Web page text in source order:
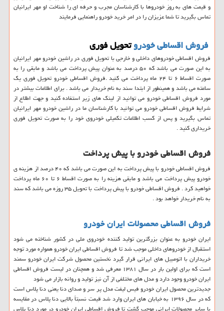
و قیمت های به روز خودروها با کارشناسان مجرب و حرفه ای را شناخت او مهر ایرانیان
تماس بگیرید تا شما عزیزان را در امر خرید خودرو راهنمایی فرمایند
فروش اقساطی خودروتحویل فوری
فروش اقساطی خودروهای داخلی و خارجی با تحویل فوری در راشین خودرو مهر ایرانیان
به این صورت می باشد که ۵۰ درصد به عنوان پیش پرداخت می باشد و مابقی را به
صورت اقساط ۶ تا ۲۴ ماه پرداخت می کنید
.فروش اقساطی خودرو تحویل فوری یک
ساعته می باشد و همینطور از ابتدا سند به نام خریدار می باشد . برای اطلاعات بیشتر در
مورد فروش اقساطی خودرو می توانید از لینک های زیر استفاده کنید و جهت اطلاع از
شرایط فروش اقساطی خودرو می توانید با کارشناسان ما در راشین خودرو مهر ایرانیان
تماس بگیرید و پس از کسب اطلاعات تکمیلی خودروی خود را به صورت تحویل فوری
خریداری کنید .
فروش اقساطی خودرو با پیش پرداخت
فروش اقساطی خودرو با پیش پرداخت به این صورت می باشد که ۴۰ درصد از هزینه ی
خودرو پیش پرداخت می باشد و مابقی هزینه را به صورت اقساط ۶ تا ۶۰ ماه پرداخت
خواهید کرد . فروش اقساطی خودرو با پیش پرداخت با تحویل ۳۵ روزه می باشد که سند
به نام خریدار خواهد بود .
فروش اقساطی محصولات ایران خودرو
ایران خودرو به عنوان بزرگترین تولید کننده خودروی ملی در کشور شناخته می شود
استقبال از خودروهای داخلی موجب شد تا فروش اقساطی ایران خودرو همواره مورد توجه
خریداران با اتومبیل های ایرانی قرار گیرد نخستین محصول شرکت ایران خودرو سمند
است که برای اولین بار در سال ۱۳۸۱ معرفی شد و همچنان در لیست فروش اقساطی
ایران خودرو وجود دارد و مدل های مختلفی از آن نیز تولید و روانه بازار می شود
جدیدترین محصول ایران خودرو فیس لیفت مدل پر سر و صدای دنا یعنی دنا پلاس است
که در سال ۱۳۹۶ به خیابان های ایران وارد شد قیمت نسبتاً بالایی دنا پلاس در مقایسه